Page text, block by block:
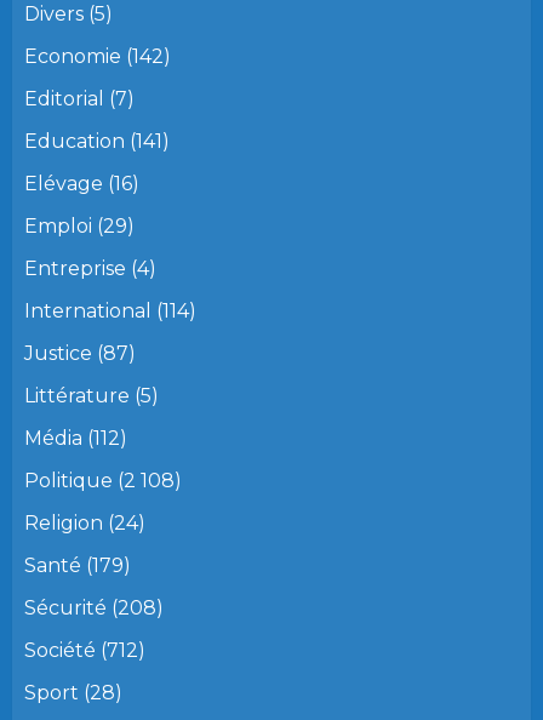
Divers (5)
Economie (142)
Editorial (7)
Education (141)
Elévage (16)
Emploi (29)
Entreprise (4)
International (114)
Justice (87)
Littérature (5)
Média (112)
Politique (2 108)
Religion (24)
Santé (179)
Sécurité (208)
Société (712)
Sport (28)